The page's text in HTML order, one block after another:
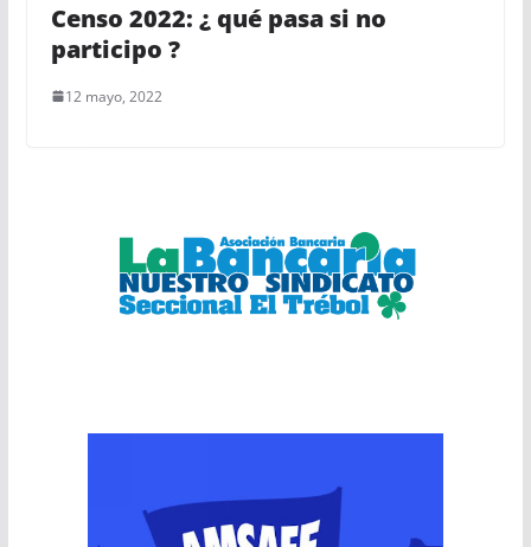
Censo 2022: ¿ qué pasa si no
participo ?
12 mayo, 2022